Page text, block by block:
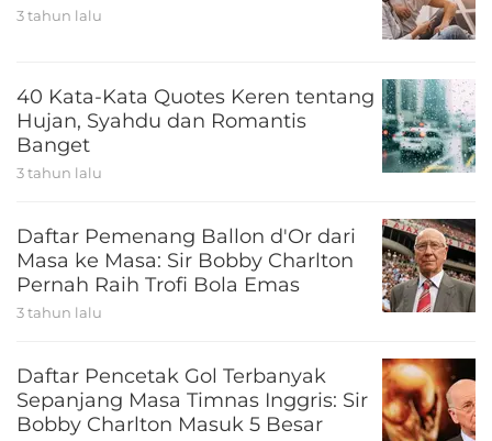
3 tahun lalu
40 Kata-Kata Quotes Keren tentang
Hujan, Syahdu dan Romantis
Banget
3 tahun lalu
Daftar Pemenang Ballon d'Or dari
Masa ke Masa: Sir Bobby Charlton
Pernah Raih Trofi Bola Emas
3 tahun lalu
Daftar Pencetak Gol Terbanyak
Sepanjang Masa Timnas Inggris: Sir
Bobby Charlton Masuk 5 Besar